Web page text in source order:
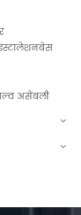
इंस्टालेशनबेस
असेंबली